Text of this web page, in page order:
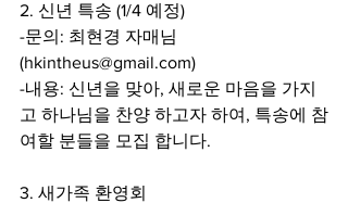
2. 신년 특송 (1/4 예정)
-문의: 최현경 자매님
(hkintheus@gmail.com)
-내용: 신년을 맞아, 새로운 마음을 가지
고 하나님을 찬양 하고자 하여, 특송에 참
여할 분들을 모집 합니다.
3. 새가족 환영회